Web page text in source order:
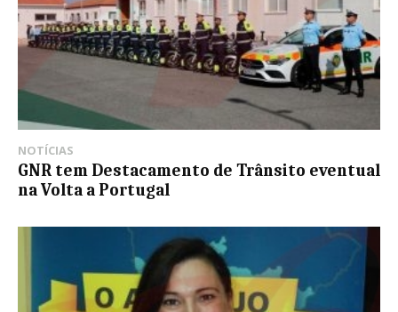
NOTÍCIAS
GNR tem Destacamento de Trânsito eventual
na Volta a Portugal